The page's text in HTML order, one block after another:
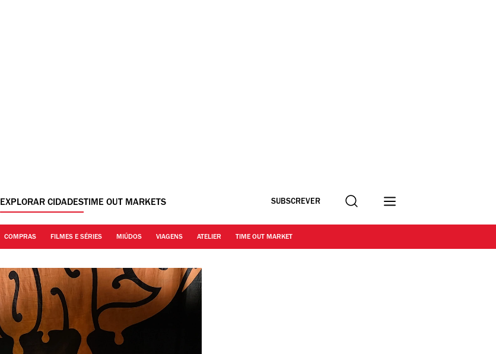
EXPLORAR CIDADESTIME OUT MARKETS SUBSCREVER Procurar
COMPRAS FILMES E SÉRIES MIÚDOS VIAGENS ATELIER TIME OUT MARKET